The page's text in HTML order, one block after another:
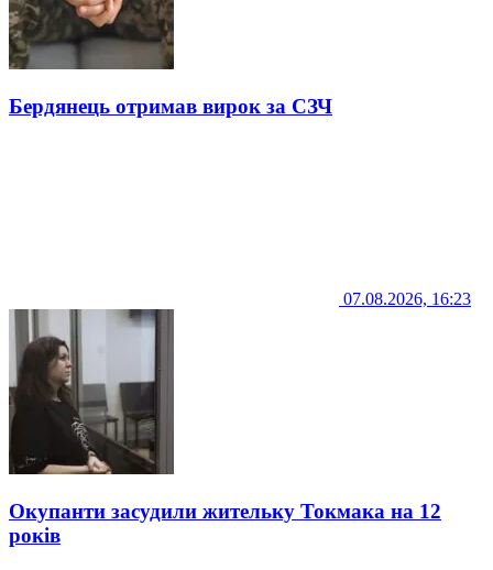
Бердянець отримав вирок за СЗЧ
07.08.2026, 16:23
Окупанти засудили жительку Токмака на 12
років